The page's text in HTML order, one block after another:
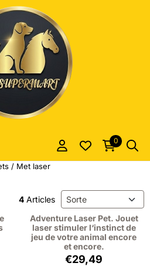
actuellement fermées.
0
/ Met laser
4 Articles Méthode de tri
TVA : 3,71
Adventure Laser Pet. Jouet
laser stimuler l‘instinct de
jeu de votre animal encore
et encore.
Prix: 29,49, hors
€29,49